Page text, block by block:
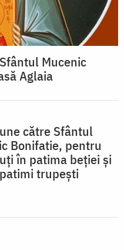
Mucenic
Aglaia
către Sfântul
Bonifatie, pentru
în patima beției și
trupești